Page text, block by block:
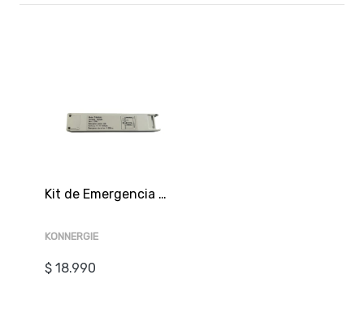
Kit de Emergencia Led 30W Max 90Min Carga 24hr 213x40x27mm (c/conector)
KONNERGIE
$ 18.990